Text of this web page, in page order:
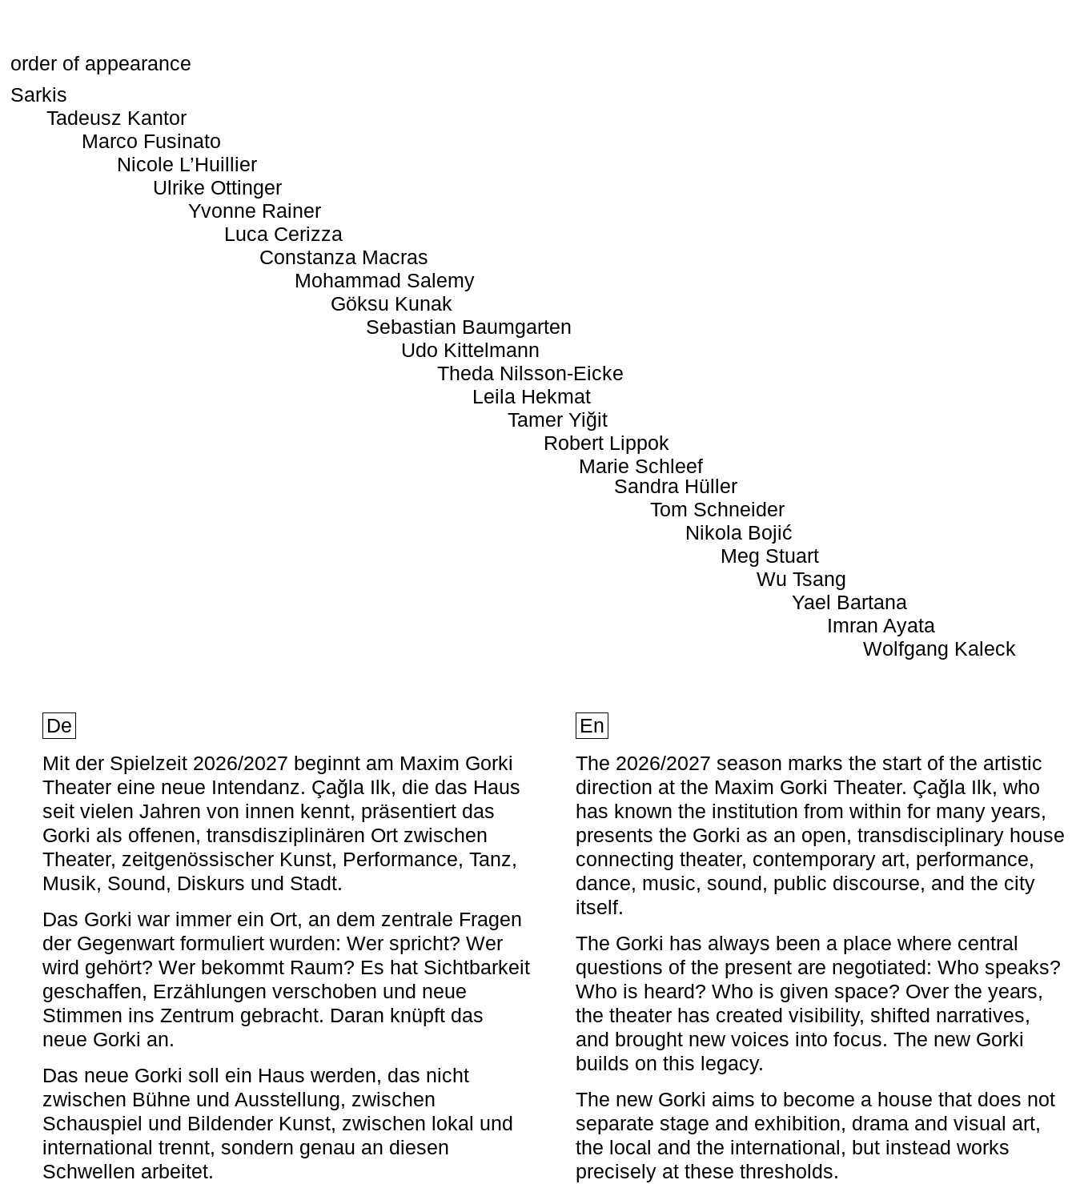
order of appearance
Sarkis
Tadeusz Kantor
Marco Fusinato
Nicole L’Huillier
Ulrike Ottinger
Yvonne Rainer
Luca Cerizza
Constanza Macras
Mohammad Salemy
Göksu Kunak
Sebastian Baumgarten
Udo Kittelmann
Theda Nilsson-Eicke
Leila Hekmat
Tamer Yiğit
Robert Lippok
Marie Schleef
Sandra Hüller
Tom Schneider
Nikola Bojić
Meg Stuart
Wu Tsang
Yael Bartana
Imran Ayata
Wolfgang Kaleck
De
Mit der Spielzeit 2026/2027 beginnt am Maxim Gorki
Theater eine neue Intendanz. Çağla Ilk, die das Haus
seit vielen Jahren von innen kennt, präsentiert das
Gorki als offenen, transdisziplinären Ort zwischen
Theater, zeitgenössischer Kunst, Performance, Tanz,
Musik, Sound, Diskurs und Stadt.
Das Gorki war immer ein Ort, an dem zentrale Fragen
der Gegenwart formuliert wurden: Wer spricht? Wer
wird gehört? Wer bekommt Raum? Es hat Sichtbarkeit
geschaffen, Erzählungen verschoben und neue
Stimmen ins Zentrum gebracht. Daran knüpft das
neue Gorki an.
Das neue Gorki soll ein Haus werden, das nicht
zwischen Bühne und Ausstellung, zwischen
Schauspiel und Bildender Kunst, zwischen lokal und
international trennt, sondern genau an diesen
Schwellen arbeitet.
En
The 2026/2027 season marks the start of the artistic
direction at the Maxim Gorki Theater. Çağla Ilk, who
has known the institution from within for many years,
presents the Gorki as an open, transdisciplinary house
connecting theater, contemporary art, performance,
dance, music, sound, public discourse, and the city
itself.
The Gorki has always been a place where central
questions of the present are negotiated: Who speaks?
Who is heard? Who is given space? Over the years,
the theater has created visibility, shifted narratives,
and brought new voices into focus. The new Gorki
builds on this legacy.
The new Gorki aims to become a house that does not
separate stage and exhibition, drama and visual art,
the local and the international, but instead works
precisely at these thresholds.